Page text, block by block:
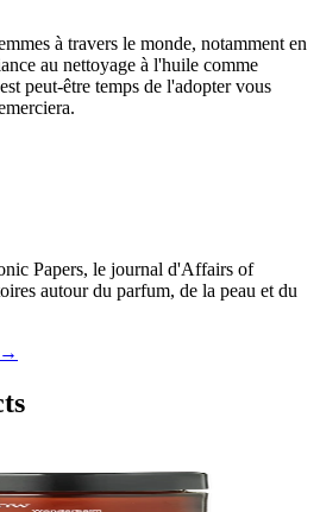
à travers le monde, notamment en
au nettoyage à l'huile comme
peut-être temps de l'adopter vous
Papers, le journal d'Affairs of
autour du parfum, de la peau et du
→